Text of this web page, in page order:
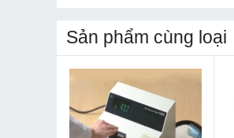
Sản phẩm cùng loại